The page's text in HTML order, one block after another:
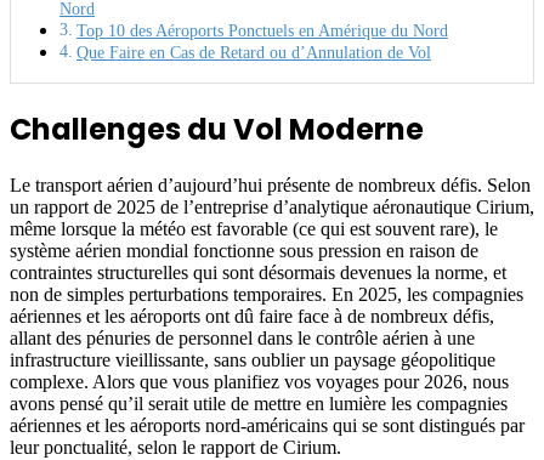
Nord
Top 10 des Aéroports Ponctuels en Amérique du Nord
Que Faire en Cas de Retard ou d’Annulation de Vol
Challenges du Vol Moderne
Le transport aérien d’aujourd’hui présente de nombreux défis. Selon
un rapport de 2025 de l’entreprise d’analytique aéronautique Cirium,
même lorsque la météo est favorable (ce qui est souvent rare), le
système aérien mondial fonctionne sous pression en raison de
contraintes structurelles qui sont désormais devenues la norme, et
non de simples perturbations temporaires. En 2025, les compagnies
aériennes et les aéroports ont dû faire face à de nombreux défis,
allant des pénuries de personnel dans le contrôle aérien à une
infrastructure vieillissante, sans oublier un paysage géopolitique
complexe. Alors que vous planifiez vos voyages pour 2026, nous
avons pensé qu’il serait utile de mettre en lumière les compagnies
aériennes et les aéroports nord-américains qui se sont distingués par
leur ponctualité, selon le rapport de Cirium.